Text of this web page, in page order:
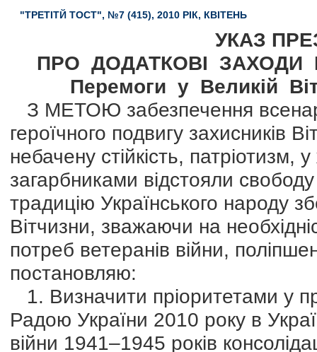
"ТРЕТІТЙ ТОСТ", №7 (415), 2010 РІК, КВІТЕНЬ
УКАЗ
ПРО ДОДАТКОВІ ЗАХОДИ
Перемоги у Великій
З МЕТОЮ забезпечення
героїчного подвигу захисників
небачену стійкість, патріотизм,
загарбниками відстояли
традицію Українського народу
Вітчизни, зважаючи на
потреб ветеранів війни,
постановляю:
1. Визначити пріоритетами у
Радою України 2010 року в
війни 1941–1945 років